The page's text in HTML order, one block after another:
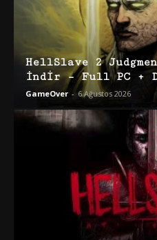
HellSlave 2
İndir – Full PC +
GameOver - 6 Ağustos 2026